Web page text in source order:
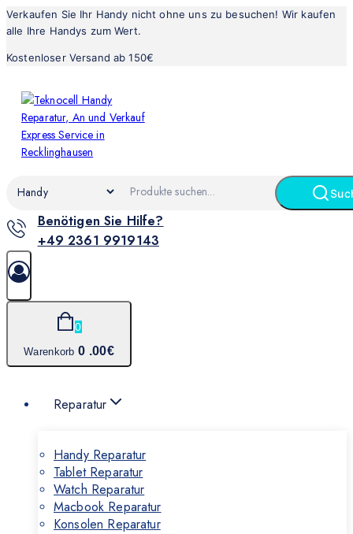
Verkaufen Sie Ihr Handy nicht ohne uns zu besuchen! Wir kaufen
alle Ihre Handys zum Wert.
Kostenloser Versand ab 150€
Benötigen Sie Hilfe?
+49 2361 9919143
0
Warenkorb 0 .00€
Reparatur
Handy Reparatur
Tablet Reparatur
Watch Reparatur
Macbook Reparatur
Konsolen Reparatur